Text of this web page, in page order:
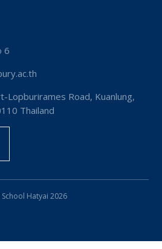
6
Lopburirames Road, Kuanlung,
Thailand
Hatyai 2026